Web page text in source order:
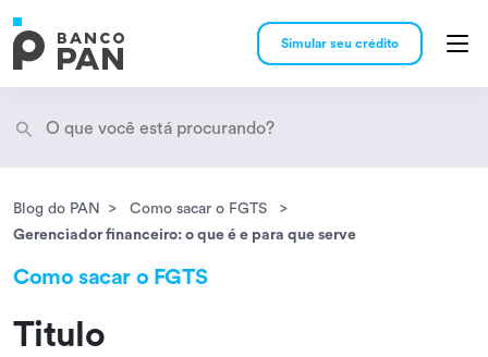
Simular seu crédito
Encontramos resultados
Blog do PAN
Como sacar o FGTS
Gerenciador financeiro: o que é e para que serve
Como sacar o FGTS
Titulo